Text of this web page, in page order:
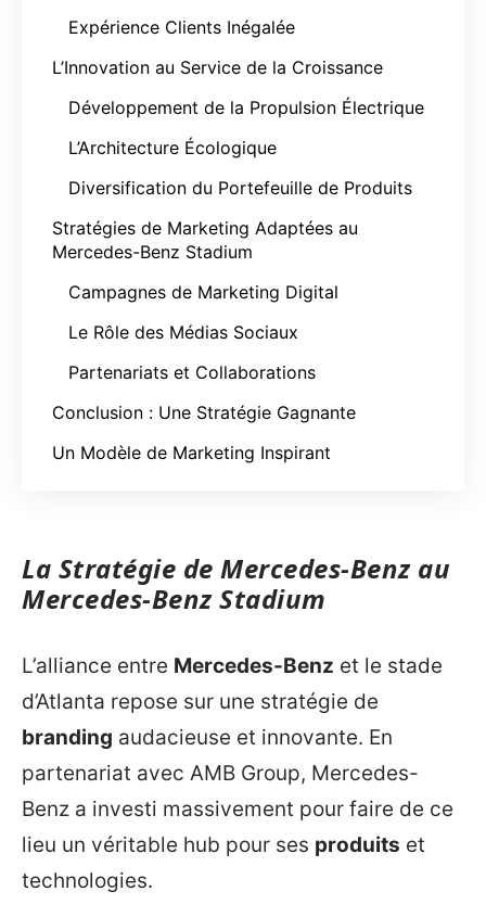
Expérience Clients Inégalée
L’Innovation au Service de la Croissance
Développement de la Propulsion Électrique
L’Architecture Écologique
Diversification du Portefeuille de Produits
Stratégies de Marketing Adaptées au
Mercedes-Benz Stadium
Campagnes de Marketing Digital
Le Rôle des Médias Sociaux
Partenariats et Collaborations
Conclusion : Une Stratégie Gagnante
Un Modèle de Marketing Inspirant
La Stratégie de Mercedes-Benz au
Mercedes-Benz Stadium
L’alliance entre Mercedes-Benz et le stade
d’Atlanta repose sur une stratégie de
branding audacieuse et innovante. En
partenariat avec AMB Group, Mercedes-
Benz a investi massivement pour faire de ce
lieu un véritable hub pour ses produits et
technologies.